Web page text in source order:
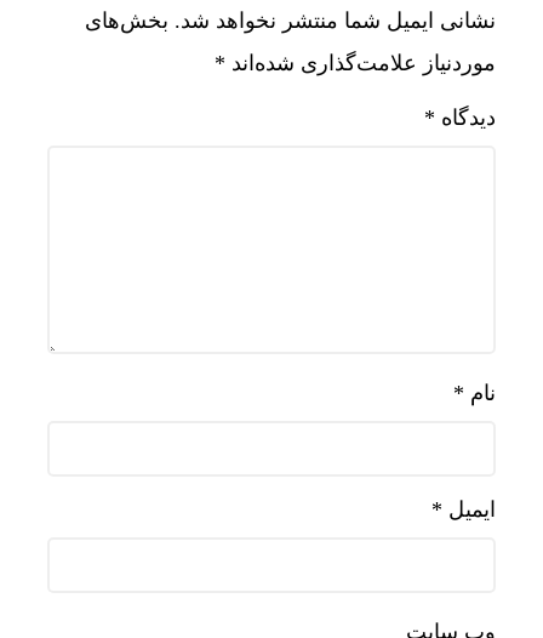
نشانی ایمیل شما منتشر نخواهد شد. بخش‌های
موردنیاز علامت‌گذاری شده‌اند *
دیدگاه *
نام *
ایمیل *
وب‌ سایت